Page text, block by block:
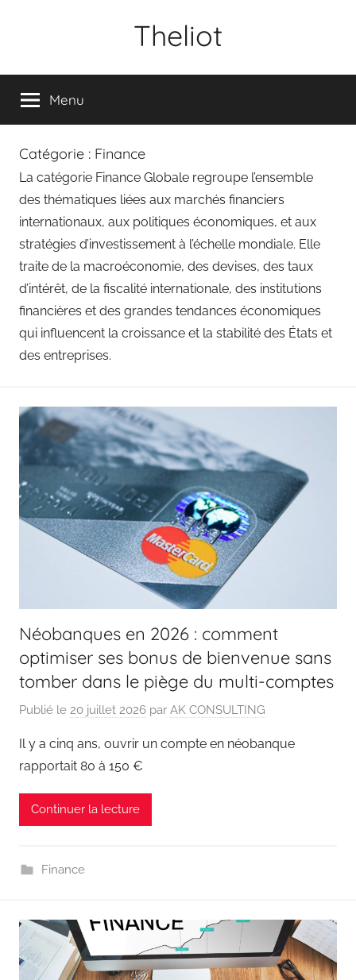
Theliot
Menu
Catégorie : Finance
La catégorie Finance Globale regroupe l’ensemble
des thématiques liées aux marchés financiers
internationaux, aux politiques économiques, et aux
stratégies d’investissement à l’échelle mondiale. Elle
traite de la macroéconomie, des devises, des taux
d’intérêt, de la fiscalité internationale, des institutions
financières et des grandes tendances économiques
qui influencent la croissance et la stabilité des États et
des entreprises.
Néobanques en 2026 : comment
optimiser ses bonus de bienvenue sans
tomber dans le piège du multi-comptes
Publié le 20 juillet 2026 par AK CONSULTING
Il y a cinq ans, ouvrir un compte en néobanque
rapportait 80 à 150 €
Continuer la lecture
Finance